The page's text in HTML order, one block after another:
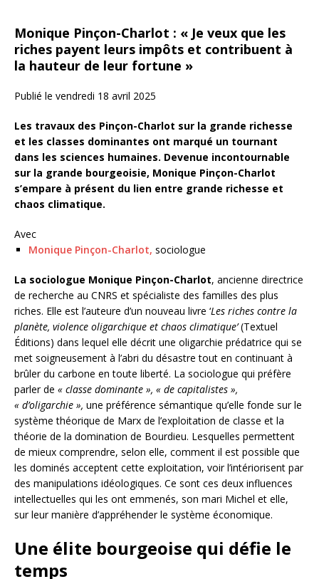
Monique Pinçon-Charlot : « Je veux que les
riches payent leurs impôts et contribuent à
la hauteur de leur fortune »
Publié le vendredi 18 avril 2025
Les travaux des Pinçon-Charlot sur la grande richesse
et les classes dominantes ont marqué un tournant
dans les sciences humaines. Devenue incontournable
sur la grande bourgeoisie, Monique Pinçon-Charlot
s’empare à présent du lien entre grande richesse et
chaos climatique.
Avec
Monique Pinçon-Charlot, sociologue
La sociologue Monique Pinçon-Charlot, ancienne directrice
de recherche au CNRS et spécialiste des familles des plus
riches. Elle est l’auteure d’un nouveau livre ‘Les riches contre la
planète, violence oligarchique et chaos climatique’(Textuel
Éditions) dans lequel elle décrit une oligarchie prédatrice qui se
met soigneusement à l’abri du désastre tout en continuant à
brûler du carbone en toute liberté. La sociologue qui préfère
parler de « classe dominante », « de capitalistes »,
« d’oligarchie », une préférence sémantique qu’elle fonde sur le
système théorique de Marx de l’exploitation de classe et la
théorie de la domination de Bourdieu. Lesquelles permettent
de mieux comprendre, selon elle, comment il est possible que
les dominés acceptent cette exploitation, voir l’intériorisent par
des manipulations idéologiques. Ce sont ces deux influences
intellectuelles qui les ont emmenés, son mari Michel et elle,
sur leur manière d’appréhender le système économique.
Une élite bourgeoise qui défie le
temps